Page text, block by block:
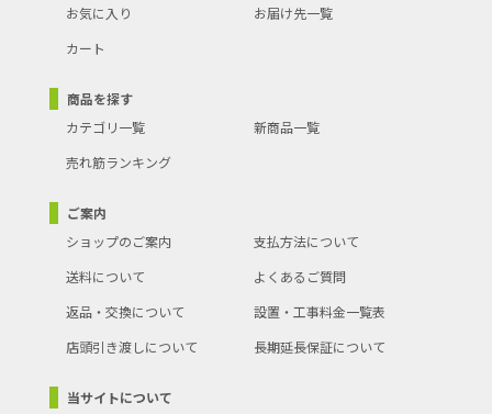
お気に入り
お届け先一覧
カート
商品を探す
カテゴリ一覧
新商品一覧
売れ筋ランキング
ご案内
ショップのご案内
支払方法について
送料について
よくあるご質問
返品・交換について
設置・工事料金一覧表
店頭引き渡しについて
長期延長保証について
当サイトについて